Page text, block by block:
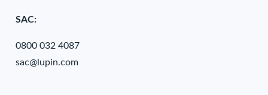
SAC:
0800 032 4087
sac@lupin.com